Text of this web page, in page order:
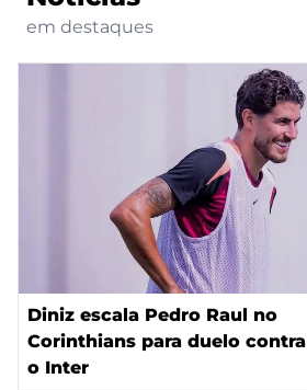
em destaques
Diniz escala Pedro Raul no
Corinthians para duelo contra
o Inter